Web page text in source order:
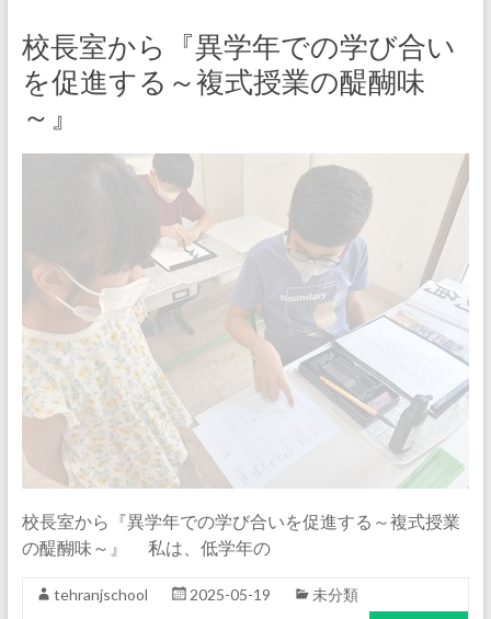
校長室から『異学年での学び合い
を促進する～複式授業の醍醐味
～』
校長室から『異学年での学び合いを促進する～複式授業
の醍醐味～』 私は、低学年の
tehranjschool 2025-05-19
未分類